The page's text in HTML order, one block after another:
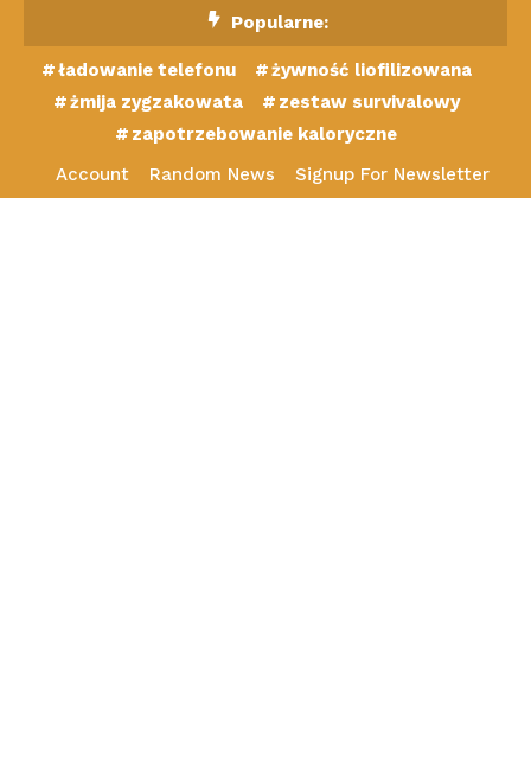
Content
Popularne:
ładowanie telefonu
żywność liofilizowana
żmija zygzakowata
zestaw survivalowy
zapotrzebowanie kaloryczne
Account
Random News Signup For Newsletter